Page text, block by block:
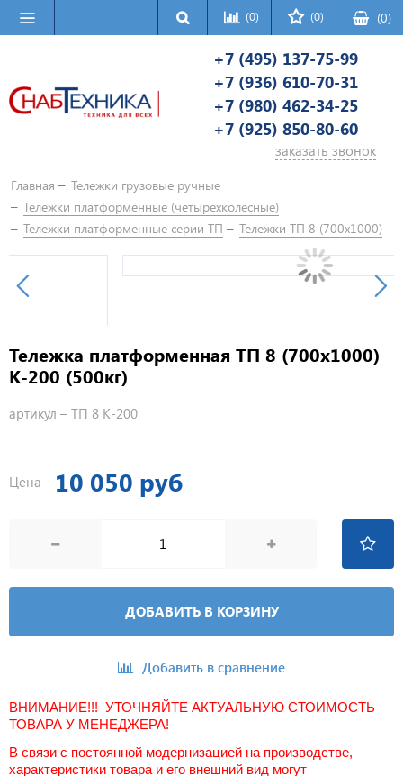
(0) (0) (0)
+7 (495) 137-75-99
+7 (936) 610-70-31
+7 (980) 462-34-25
+7 (925) 850-80-60
заказать звонок
Главная
Тележки грузовые ручные
Тележки платформенные (четырехколесные)
Тележки платформенные серии ТП
Тележки ТП 8 (700х1000)
К-200 (500кг)
ДОБАВИТЬ В КОРЗИНУ
ТОВАРА У МЕНЕДЖЕРА!
В связи с постоянной модернизацией на производстве,
характеристики товара и его внешний вид могут
незначительно отличаться от указанных на сайте.